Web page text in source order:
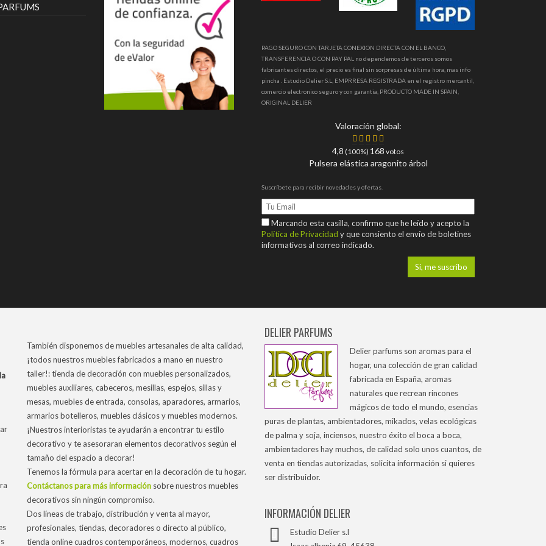
PAGO SEGURO CON TARJETA CONEXION DIRECTA CON EL BANCO,
TRANSFERENCIA O CON PAY PAL no dependemos de terceros somos
fabricantes directos, el precio es final sin sorpresas de última hora, mas info
pincha . Estudio Delier S.L, EMPRRESA REGISTRADA en el registro mercantil,
comercio electronico seguro y con garantia, PRODUCTO MADE IN SPAIN,
ORIGINAL DELIER
Valoración global:
4,8 (100%) 168 votos
Pulsera elástica aragonito árbol
Suscríbete para recibir novedades y ofertas.
Marcando esta casilla, confirmo que he leído y acepto la
Política de Privacidad y que consiento el envío de boletines
informativos al correo indicado.
También disponemos de muebles artesanales de alta calidad,
¡todos nuestros muebles fabricados a mano en nuestro
taller!: tienda de decoración con muebles personalizados,
muebles auxiliares, cabeceros, mesillas, espejos, sillas y
mesas, muebles de entrada, consolas, aparadores, armarios,
armarios botelleros, muebles clásicos y muebles modernos.
¡Nuestros interioristas te ayudarán a encontrar tu estilo
decorativo y te asesoraran elementos decorativos según el
tamaño del espacio a decorar!
Tenemos la fórmula para acertar en la decoración de tu hogar.
Contáctanos para más información sobre nuestros muebles
decorativos sin ningún compromiso.
Dos líneas de trabajo, distribución y venta al mayor,
profesionales, tiendas, decoradores o directo al público,
tienda online cuadros contemporáneos, modernos, cuadros
DELIER PARFUMS
Delier parfums son aromas para el
hogar, una colección de gran calidad
fabricada en España, aromas
naturales que recrean rincones
mágicos de todo el mundo, esencias
puras de plantas, ambientadores, mikados, velas ecológicas
de palma y soja, inciensos, nuestro éxito el boca a boca,
ambientadores hay muchos, de calidad solo unos cuantos, de
venta en tiendas autorizadas, solicita información si quieres
ser distribuidor.
INFORMACIÓN DELIER
Estudio Delier s.l